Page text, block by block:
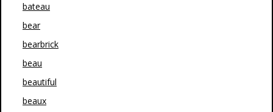
bateau
bear
bearbrick
beau
beautiful
beaux